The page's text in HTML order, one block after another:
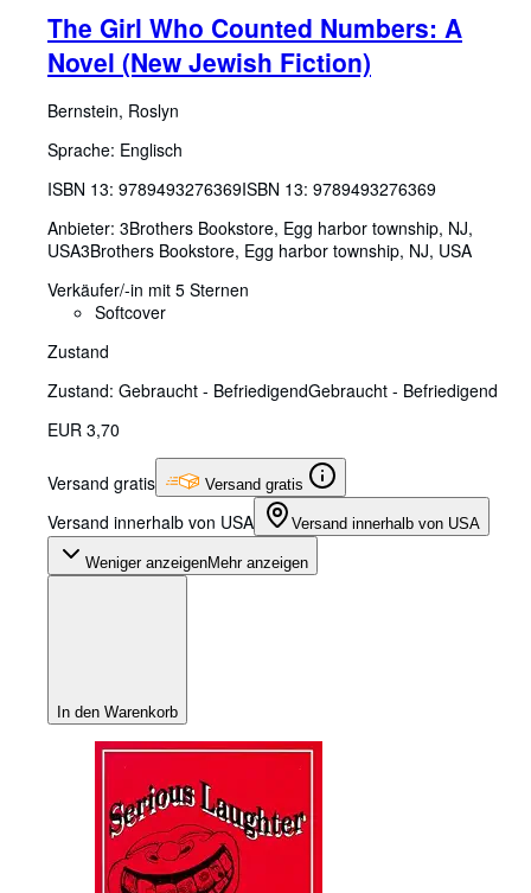
The Girl Who Counted Numbers: A
Novel (New Jewish Fiction)
Bernstein, Roslyn
Sprache: Englisch
ISBN 13: 9789493276369ISBN 13: 9789493276369
Anbieter: 3Brothers Bookstore, Egg harbor township, NJ,
USA3Brothers Bookstore, Egg harbor township, NJ, USA
Verkäufer/-in mit 5 Sternen
Softcover
Zustand
Zustand: Gebraucht - BefriedigendGebraucht - Befriedigend
EUR 3,70
Versand gratis Versand gratis
Versand innerhalb von USA Versand innerhalb von USA
Weniger anzeigenMehr anzeigen
In den Warenkorb